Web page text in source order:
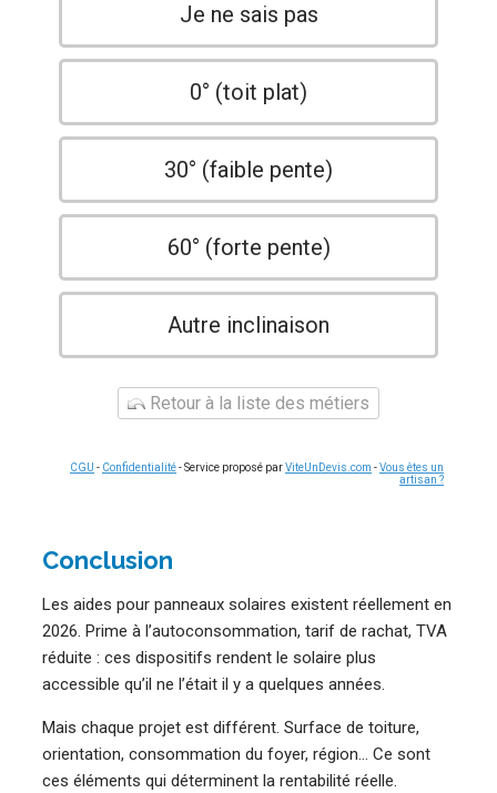
Je ne sais pas
0° (toit plat)
30° (faible pente)
60° (forte pente)
Autre inclinaison
Retour à la liste des métiers
CGU - Confidentialité- Service proposé parViteUnDevis.com -Vous êtes un
artisan ?
Conclusion
Les aides pour panneaux solaires existent réellement en
2026. Prime à l’autoconsommation, tarif de rachat, TVA
réduite : ces dispositifs rendent le solaire plus
accessible qu’il ne l’était il y a quelques années.
Mais chaque projet est différent. Surface de toiture,
orientation, consommation du foyer, région… Ce sont
ces éléments qui déterminent la rentabilité réelle.